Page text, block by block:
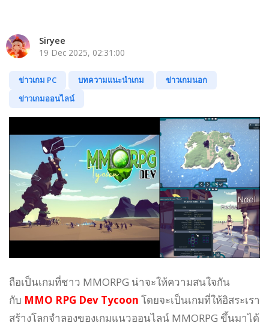
Siryee
19 Dec 2025, 02:31:00
ข่าวเกม PC บทความแนะนำเกม
ข่าวเกมนอก
ข่าวเกมออนไลน์
ถือเป็นเกมที่ชาว MMORPG น่าจะให้ความสนใจกัน
กับ MMO RPG Dev Tycoon โดยจะเป็นเกมที่ให้อิสระเรา
สร้างโลกจำลองของเกมแนวออนไลน์ MMORPG ขึ้นมาได้